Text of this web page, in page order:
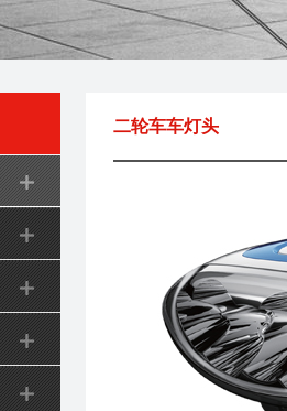
二轮车车灯头